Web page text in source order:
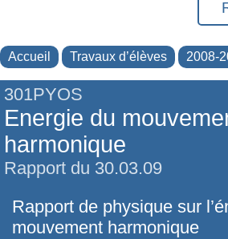
Accueil Travaux d’élèves 2008-
301PYOS
Energie du
harmonique
Rapport du 30.03.09
Rapport de physique sur
mouvement harmonique